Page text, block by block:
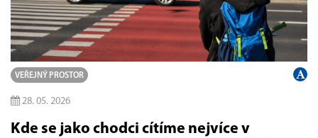
VEŘEJNÝ PROSTOR
28. 05. 2026
Kde se jako chodci cítíme nejvíce v